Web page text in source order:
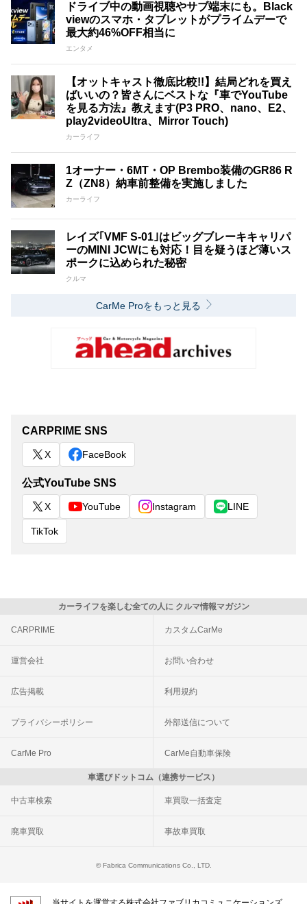
ドライブ中の動画視聴やサブ端末にも。Black
viewのスマホ・タブレットがプライムデーで
最大約46%OFF相当に
エンタメ
【オットキャスト徹底比較!!】結局どれを買え
ばいいの？皆さんにベストな『車でYouTube
を見る方法』教えます(P3 PRO、nano、E2、
play2videoUltra、Mirror Touch)
カーライフ
1オーナー・6MT・OP Brembo装備のGR86 R
Z（ZN8）納車前整備を実施しました
カーライフ
レイズ｢VMF S-01｣はビッグブレーキキャリパ
ーのMINI JCWにも対応！目を疑うほど薄いス
ポークに込められた秘密
クルマ
CarMe Proをもっと見る
CARPRIME SNS
X FaceBook
公式YouTube SNS
X YouTube Instagram LINE
TikTok
カーライフを楽しむ全ての人に クルマ情報マガジン
CARPRIME カスタムCarMe
運営会社 お問い合わせ
広告掲載 利用規約
プライバシーポリシー 外部送信について
CarMe Pro CarMe自動車保険
車選びドットコム（連携サービス）
中古車検索 車買取一括査定
廃車買取 事故車買取
© Fabrica Communications Co., LTD.